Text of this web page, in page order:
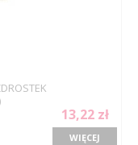
13,22 zł
WIĘCEJ